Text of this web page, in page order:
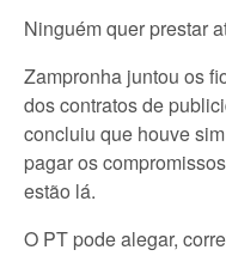
Ninguém quer prestar
Zampronha juntou os
dos contratos de
concluiu que houve
pagar os
estão lá.
O PT pode alegar,